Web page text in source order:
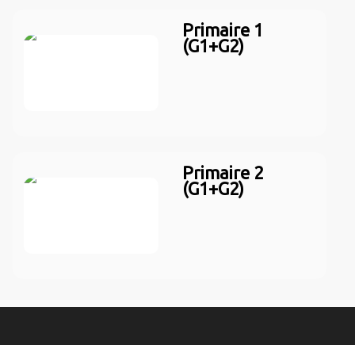
Primaire 1
(G1+G2)
Primaire 2
(G1+G2)